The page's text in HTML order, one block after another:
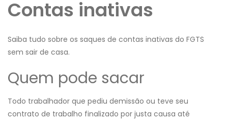
Contas inativas
Saiba tudo sobre os saques de contas inativas do FGTS
sem sair de casa.
Quem pode sacar
Todo trabalhador que pediu demissão ou teve seu
contrato de trabalho finalizado por justa causa até